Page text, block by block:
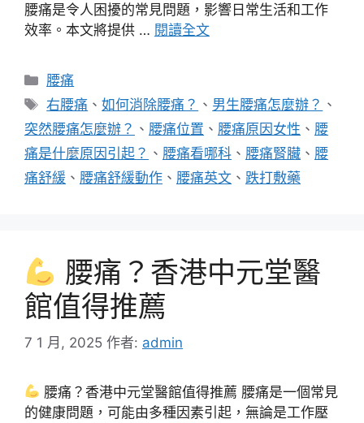
腰痛是令人困擾的常見問題，影響日常生活和工作
效率。本文將提供 … 閱讀全文
分
類
腰痛
標
籤
右腰痛 、如何消除腰痛？ 、 男生腰痛怎麼辦？ 、
突然腰痛怎麼辦？ 、 腰痛位置 、 腰痛原因女性 、 腰
痛是什麼原因引起？ 、 腰痛看哪科 、 腰痛腎臟 、 腰
痛舒緩 、 腰痛舒緩動作 、 腰痛英文 、 跌打敷藥
腰痛？香港中元堂醫
館值得推薦
7 1 月, 2025 作者: admin
腰痛？香港中元堂醫館值得推薦 腰痛是一個常見
的健康問題，可能由多種因素引起，無論是工作壓